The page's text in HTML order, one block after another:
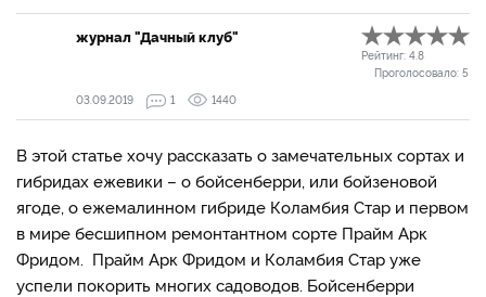
журнал "Дачный клуб"
Рейтинг: 4.8
Проголосовало: 5
03.09.2019
1 1440
В этой статье хочу рассказать о замечательных сортах и
гибридах ежевики – о бойсенберри, или бойзеновой
ягоде, о ежемалинном гибриде Коламбия Стар и первом
в мире бесшипном ремонтантном сорте Прайм Арк
Фридом. Прайм Арк Фридом и Коламбия Стар уже
успели покорить многих садоводов. Бойсенберри